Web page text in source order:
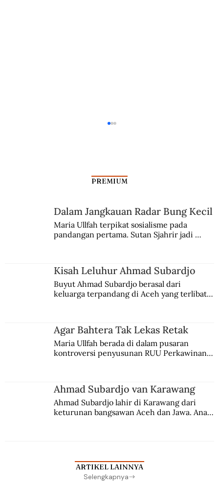
Lima Atlet Muslim Turki Pengabdi
PREMIUM
Dalam Jangkauan Radar Bung Kecil
Maria Ullfah terpikat sosialisme pada
pandangan pertama. Sutan Sjahrir jadi
Kisah Leluhur Ahmad Subardjo
Buyut Ahmad Subardjo berasal dari
keluarga terpandang di Aceh yang terlibat
Agar Bahtera Tak Lekas Retak
Maria Ullfah berada di dalam pusaran
kontroversi penyusunan RUU Perkawinan.
Ahmad Subardjo van Karawang
Ahmad Subardjo lahir di Karawang dari
keturunan bangsawan Aceh dan Jawa. Anak
ARTIKEL LAINNYA
Selengkapnya